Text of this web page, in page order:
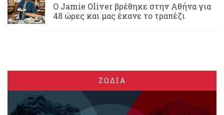
Ο Jamie Oliver βρέθηκε στην Αθήνα για
48 ώρες και μας έκανε το τραπέζι
ΖΩΔΙΑ